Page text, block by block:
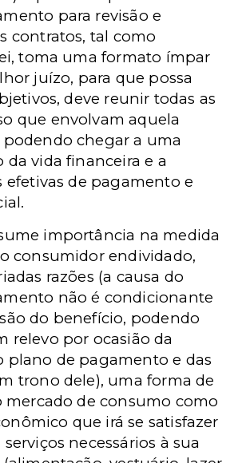
para revisão e
contratos, tal como
toma uma formato ímpar
juízo, para que possa
deve reunir todas as
que envolvam aquela
podendo chegar a uma
da vida financeira e a
efetivas de pagamento e
importância na medida
consumidor endividado,
razões (a causa do
não é condicionante
do benefício, podendo
relevo por ocasião da
plano de pagamento e das
trono dele), uma forma de
mercado de consumo como
que irá se satisfazer
necessários à sua